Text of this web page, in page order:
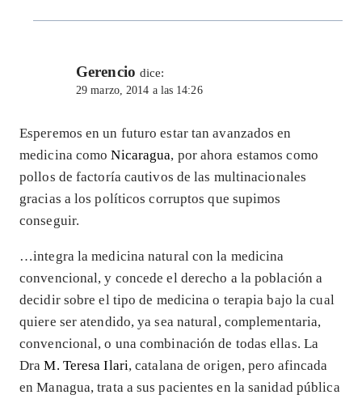
Gerencio dice:
29 marzo, 2014 a las 14:26
Esperemos en un futuro estar tan avanzados en
medicina comoNicaragua, por ahora estamos como
pollos de factoría cautivos de las multinacionales
gracias a los políticos corruptos que supimos
conseguir.
…integra la medicina natural con la medicina
convencional, y concede el derecho a la población a
decidir sobre el tipo de medicina o terapia bajo la cual
quiere ser atendido, ya sea natural, complementaria,
convencional, o una combinación de todas ellas. La
DraM. Teresa Ilari, catalana de origen, pero afincada
en Managua, trata a sus pacientes en la sanidad pública